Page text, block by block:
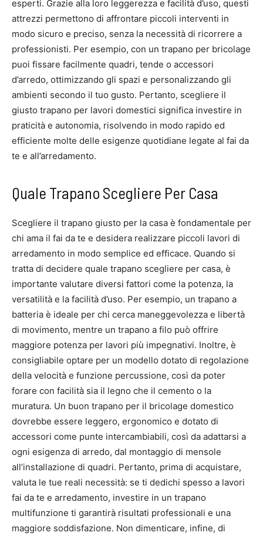
esperti. Grazie alla loro leggerezza e facilità d’uso, questi
attrezzi permettono di affrontare piccoli interventi in
modo sicuro e preciso, senza la necessità di ricorrere a
professionisti. Per esempio, con un trapano per bricolage
puoi fissare facilmente quadri, tende o accessori
d’arredo, ottimizzando gli spazi e personalizzando gli
ambienti secondo il tuo gusto. Pertanto, scegliere il
giusto trapano per lavori domestici significa investire in
praticità e autonomia, risolvendo in modo rapido ed
efficiente molte delle esigenze quotidiane legate al fai da
te e all’arredamento.
Quale Trapano Scegliere Per Casa
Scegliere il trapano giusto per la casa è fondamentale per
chi ama il fai da te e desidera realizzare piccoli lavori di
arredamento in modo semplice ed efficace. Quando si
tratta di decidere quale trapano scegliere per casa, è
importante valutare diversi fattori come la potenza, la
versatilità e la facilità d’uso. Per esempio, un trapano a
batteria è ideale per chi cerca maneggevolezza e libertà
di movimento, mentre un trapano a filo può offrire
maggiore potenza per lavori più impegnativi. Inoltre, è
consigliabile optare per un modello dotato di regolazione
della velocità e funzione percussione, così da poter
forare con facilità sia il legno che il cemento o la
muratura. Un buon trapano per il bricolage domestico
dovrebbe essere leggero, ergonomico e dotato di
accessori come punte intercambiabili, così da adattarsi a
ogni esigenza di arredo, dal montaggio di mensole
all’installazione di quadri. Pertanto, prima di acquistare,
valuta le tue reali necessità: se ti dedichi spesso a lavori
fai da te e arredamento, investire in un trapano
multifunzione ti garantirà risultati professionali e una
maggiore soddisfazione. Non dimenticare, infine, di